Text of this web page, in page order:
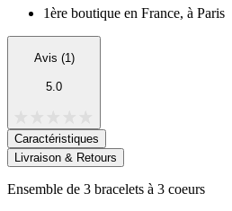
1ère boutique en France, à Paris
Avis (1)
5.0
Caractéristiques
Livraison & Retours
Ensemble de 3 bracelets à 3 coeurs